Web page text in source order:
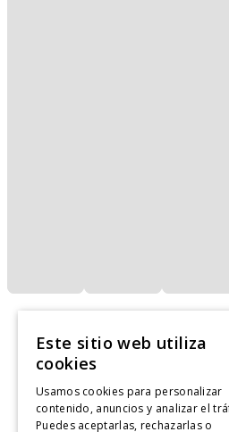
Legal
Este sitio web utiliza
cookies
Usamos cookies para personalizar
contenido, anuncios y analizar el
Puedes aceptarlas, rechazarlas o